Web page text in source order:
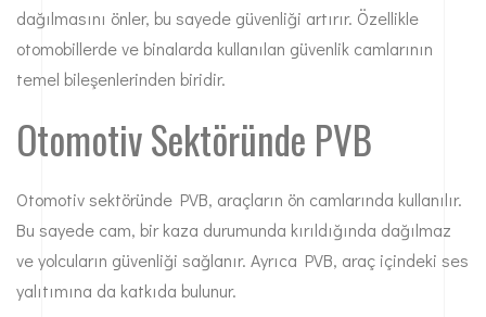
dağılmasını önler, bu sayede güvenliği artırır. Özellikle
otomobillerde ve binalarda kullanılan güvenlik camlarının
temel bileşenlerinden biridir.
Otomotiv Sektöründe PVB
Otomotiv sektöründe PVB, araçların ön camlarında kullanılır.
Bu sayede cam, bir kaza durumunda kırıldığında dağılmaz
ve yolcuların güvenliği sağlanır. Ayrıca PVB, araç içindeki ses
yalıtımına da katkıda bulunur.